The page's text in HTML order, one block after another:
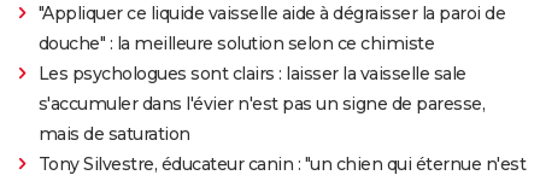
"Appliquer ce liquide vaisselle aide à dégraisser la paroi de
douche" : la meilleure solution selon ce chimiste
Les psychologues sont clairs : laisser la vaisselle sale
s'accumuler dans l'évier n'est pas un signe de paresse,
mais de saturation
Tony Silvestre, éducateur canin : "un chien qui éternue n'est